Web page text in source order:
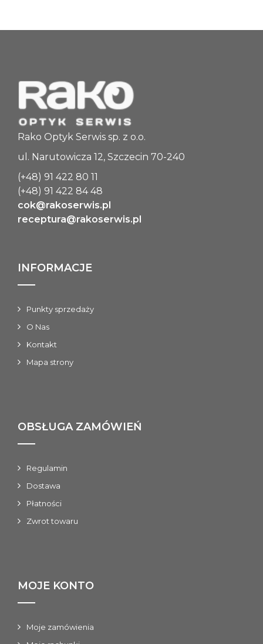
Rako Optyk Serwis sp. z o.o.
ul. Narutowicza 12, Szczecin 70-240
(+48) 91 422 80 11
(+48) 91 422 84 48
cok@rakoserwis.pl
receptura@rakoserwis.pl
INFORMACJE
Punkty sprzedaży
O Nas
Kontakt
Mapa strony
OBSŁUGA ZAMÓWIEŃ
Regulamin
Dostawa
Płatności
Zwrot towaru
MOJE KONTO
Moje zamówienia